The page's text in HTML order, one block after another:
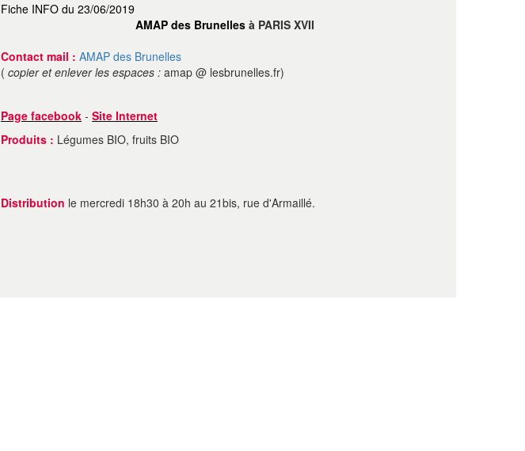
Fiche INFO du 23/06/2019
AMAP des Brunellesà PARIS XVII
Contact mail : AMAP des Brunelles
( copier et enlever les espaces : amap @ lesbrunelles.fr)
Page facebook - Site Internet
Produits : Légumes BIO, fruits BIO
Distribution le mercredi 18h30 à 20h au 21bis, rue d'Armaillé.